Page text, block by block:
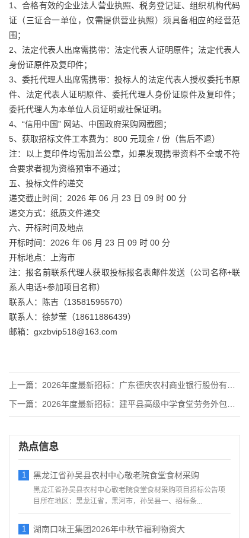
1、合格有效的企业法人营业执照、税务登记证、组织机构代码
证（三证合一单位，仅需提供营业执照）须具备相应的经营范
围；
2、法定代表人出席需携带：法定代表人证明原件；法定代表人
身份证原件及复印件；
3、委托代理人出席需携带：投标人的法定代表人授权委托书原
件、法定代表人证明原件、委托代理人身份证原件及复印件；
委托代理人为本单位人员证明或社保证明。
4、“信用中国” 网站、中国政府采购网截图；
5、获取招标文件工本费为：800 元现金 / 份（售后不退）
注：以上复印件均需加盖公章，如果发现携带资料不全或不符
合要求者视为资格预审不通过；
五、投标文件的递交
递交截止时间：2026 年 06 月 23 日 09 时 00 分
递交方式：纸质文件递交
六、开标时间及地点
开标时间：2026 年 06 月 23 日 09 时 00 分
开标地点：上海市
注：报名前联系代理人获取投标报名表邮件发送（公司名称+联
系人电话+参加项目名称）
联系人：陈吉（13581595570）
联系人：徐梦莹（18611886439）
邮箱：gxzbvip518@163.com
上一篇： 2026年度最新招标：广东德庆农村商业银行股份有限公司食材配
下一篇： 2026年度最新招标：建平县高级中学食堂劳务外包项目-公开招
热点信息
1 黑龙江省孙吴县农村中心敬老院食堂食材采购
黑龙江省孙吴县农村中心敬老院食堂食材采购项目招标公告项
目所在地区：黑龙江省，黑河市，孙吴县一、招标条...
1 湖南口味王集团2026年中秋节福利物资大